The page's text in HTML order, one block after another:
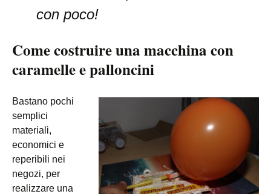
con poco!
Come costruire una macchina con
caramelle e palloncini
Bastano pochi
semplici
materiali,
economici e
reperibili nei
negozi, per
realizzare una